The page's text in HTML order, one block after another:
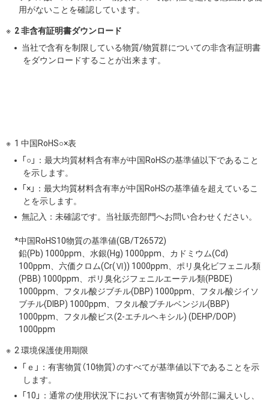
用がないことを確認しています。
2 非含有証明書ダウンロード
当社で含有を制限している物質/物質群についての非含有証明書
をダウンロードすることが出来ます。
1 中国RoHS○×表
「○」：最大均質材料含有率が中国RoHSの基準値以下であること
を示します。
「×」：最大均質材料含有率が中国RoHSの基準値を超えているこ
とを示します。
無記入：未確認です。当社販売部門へお問い合わせください。
*中国RoHS10物質の基準値(GB/T26572)
鉛(Pb) 1000ppm、水銀(Hg) 1000ppm、カドミウム(Cd)
100ppm、六価クロム(Cr(Ⅵ)) 1000ppm、ポリ臭化ビフェニル類
(PBB) 1000ppm、ポリ臭化ジフェニルエーテル類(PBDE)
1000ppm、フタル酸ジブチル(DBP) 1000ppm、フタル酸ジイソ
ブチル(DIBP) 1000ppm、フタル酸ブチルベンジル(BBP)
1000ppm、フタル酸ビス(2-エチルヘキシル) (DEHP/DOP)
1000ppm
2 環境保護使用期限
「ｅ」：有害物質（10物質）のすべてが基準値以下であることを示
します。
「10」：通常の使用状況下において有害物質が外部に漏えいし、